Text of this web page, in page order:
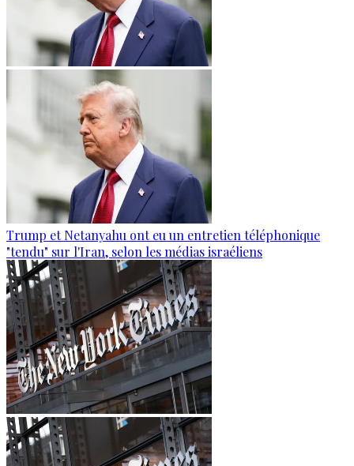
Trump et Netanyahu ont eu un entretien téléphonique
"tendu" sur l'Iran, selon les médias israéliens